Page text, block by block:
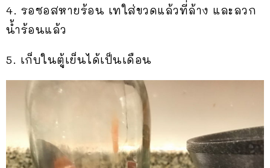
4. รอซอสหายร้อน เทใส่ขวดแล้วที่ล้าง และลวก
น้ำร้อนแล้ว
5. เก็บในตู้เย็นได้เป็นเดือน